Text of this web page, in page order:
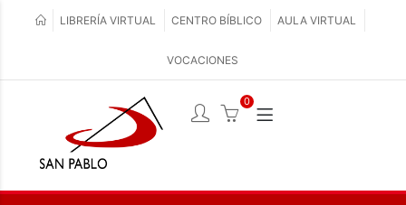
LIBRERÍA VIRTUAL CENTRO BÍBLICO AULA VIRTUAL
VOCACIONES
0